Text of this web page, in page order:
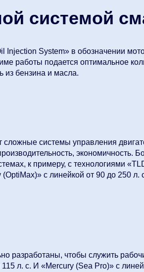
системой
System» в обозначении
работы подается оптимальное
из бензина и масла.
системы управления
экономичность.
к примеру, с технологиями
с линейкой от 90 до 250 л.
разработаны, чтобы служить
л. с. И «Mercury (Sea Pro)» с